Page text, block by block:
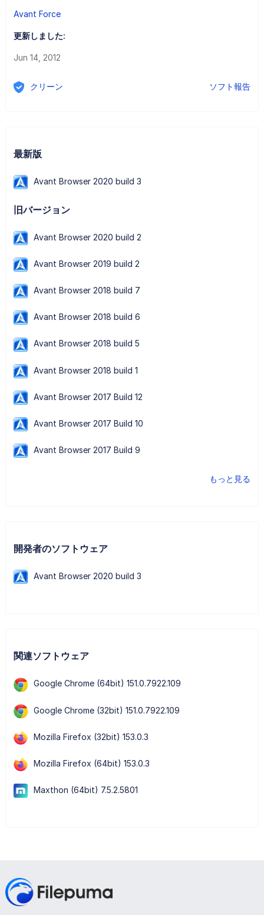
Avant Force
更新しました:
Jun 14, 2012
クリーン ソフト報告
最新版
Avant Browser 2020 build 3
旧バージョン
Avant Browser 2020 build 2
Avant Browser 2019 build 2
Avant Browser 2018 build 7
Avant Browser 2018 build 6
Avant Browser 2018 build 5
Avant Browser 2018 build 1
Avant Browser 2017 Build 12
Avant Browser 2017 Build 10
Avant Browser 2017 Build 9
もっと見る
開発者のソフトウェア
Avant Browser 2020 build 3
関連ソフトウェア
Google Chrome (64bit) 151.0.7922.109
Google Chrome (32bit) 151.0.7922.109
Mozilla Firefox (32bit) 153.0.3
Mozilla Firefox (64bit) 153.0.3
Maxthon (64bit) 7.5.2.5801